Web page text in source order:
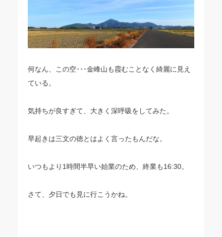
何なん、この空･･･金峰山も霞むことなく綺麗に見え
ている。
気持ちが良すぎて、大きく深呼吸をしてみた。
早起きは三文の徳とはよく言ったもんだな。
いつもより1時間半早い始業のため、終業も16:30。
さて、夕日でも見に行こうかね。